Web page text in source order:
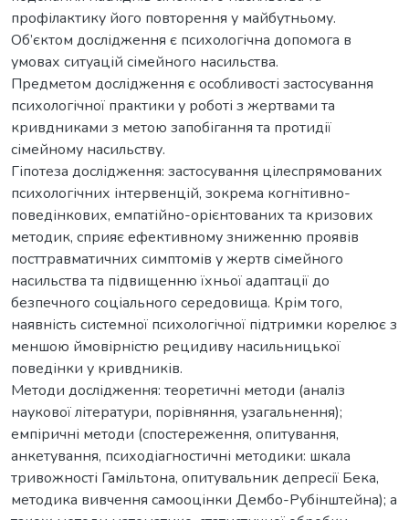
профілактику його повторення у майбутньому.
Об’єктом дослідження є психологічна допомога в
умовах ситуацій сімейного насильства.
Предметом дослідження є особливості застосування
психологічної практики у роботі з жертвами та
кривдниками з метою запобігання та протидії
сімейному насильству.
Гіпотеза дослідження: застосування цілеспрямованих
психологічних інтервенцій, зокрема когнітивно-
поведінкових, емпатійно-орієнтованих та кризових
методик, сприяє ефективному зниженню проявів
посттравматичних симптомів у жертв сімейного
насильства та підвищенню їхньої адаптації до
безпечного соціального середовища. Крім того,
наявність системної психологічної підтримки корелює з
меншою ймовірністю рецидиву насильницької
поведінки у кривдників.
Методи дослідження: теоретичні методи (аналіз
наукової літератури, порівняння, узагальнення);
емпіричні методи (спостереження, опитування,
анкетування, психодіагностичні методики: шкала
тривожності Гамільтона, опитувальник депресії Бека,
методика вивчення самооцінки Дембо-Рубінштейна); а